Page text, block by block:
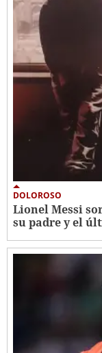
DOLOROSO
Lionel Messi
su padre y el